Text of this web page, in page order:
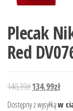
Plecak
Red
140,39złPierwotna
134,99zł
Dostępny z wysyłkąw